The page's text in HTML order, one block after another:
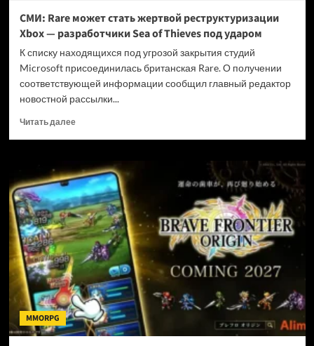
не
убивать
диски
СМИ: Rare может стать жертвой реструктуризации
Xbox — разработчики Sea of Thieves под ударом
К списку находящихся под угрозой закрытия студий
Microsoft присоединилась британская Rare. О получении
соответствующей информации сообщил главный редактор
новостной рассылки...
Читать далееПрочитать
Rare
может
стать
жертвой
реструктуризации
Xbox
разработчики
Sea
of
Thieves
под
ударом
MMORPG